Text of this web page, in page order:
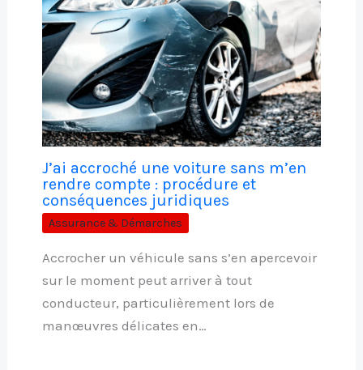
J’ai accroché une voiture sans m’en
rendre compte : procédure et
conséquences juridiques
Assurance & Démarches
Accrocher un véhicule sans s’en apercevoir
sur le moment peut arriver à tout
conducteur, particulièrement lors de
manœuvres délicates en…